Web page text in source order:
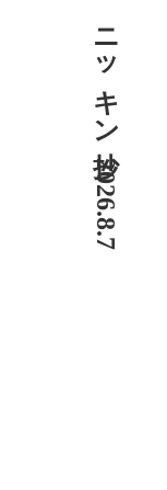
ニッキン抄 2026.8.7